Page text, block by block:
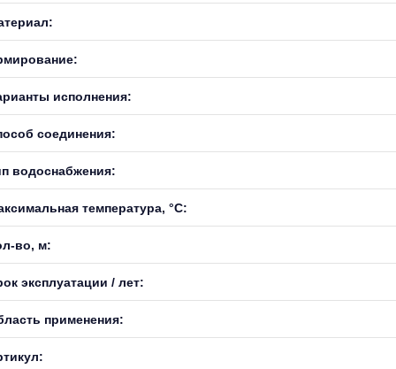
исполнения:
соединения:
водоснабжения:
температура, °С:
во, м:
эксплуатации / лет:
применения: